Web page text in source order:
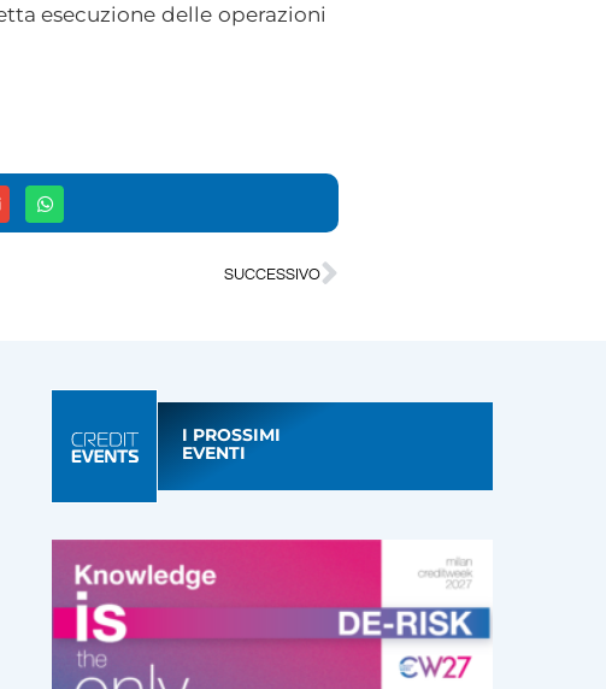
esecuzione delle operazioni
SUCCESSIVO
I PROSSIMI
EVENTI